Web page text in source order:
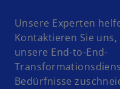
Unsere Experten
Kontaktieren Sie
unsere End-to-End-
Bedürfnisse